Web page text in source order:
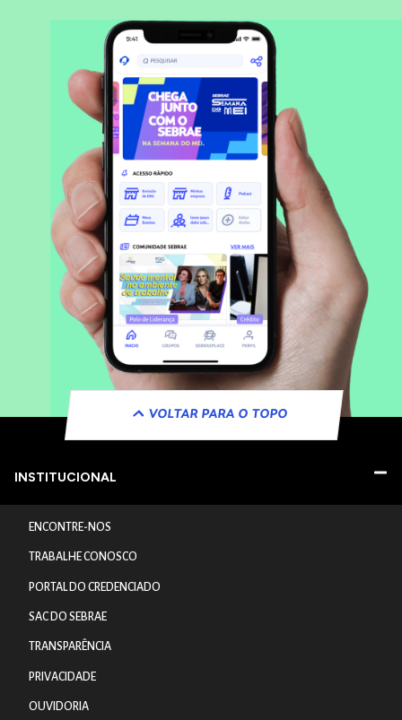
VOLTAR PARA O TOPO
INSTITUCIONAL
ENCONTRE-NOS
TRABALHE CONOSCO
PORTAL DO CREDENCIADO
SAC DO SEBRAE
TRANSPARÊNCIA
PRIVACIDADE
OUVIDORIA